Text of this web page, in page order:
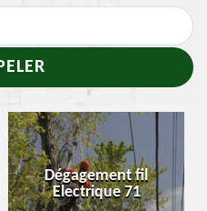
Traitement et
Enlevement nid de
chenille 71